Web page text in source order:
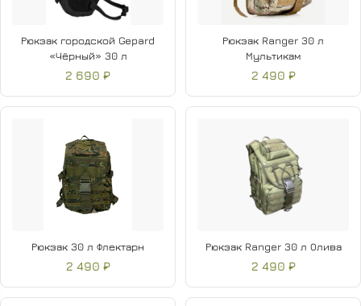
Рюкзак городской Gepard
«Чёрный» 30 л
2 690 ₽
Рюкзак Ranger 30 л
Мультикам
2 490 ₽
Рюкзак 30 л Флектарн
2 490 ₽
Рюкзак Ranger 30 л Олива
2 490 ₽